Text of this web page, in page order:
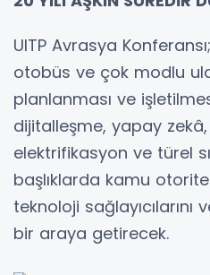
UITP Avrasya
otobüs ve çok modlu
planlanması ve
dijitalleşme, yapay
elektrifikasyon ve türel
başlıklarda kamu
teknoloji sağlayıcılarını
bir araya getirecek.